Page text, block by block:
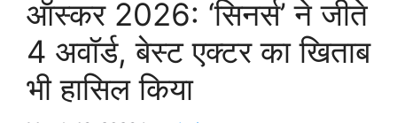
ऑस्कर 2026: ‘सिनर्स’ ने जीते
4 अवॉर्ड, बेस्ट एक्टर का खिताब
भी हासिल किया